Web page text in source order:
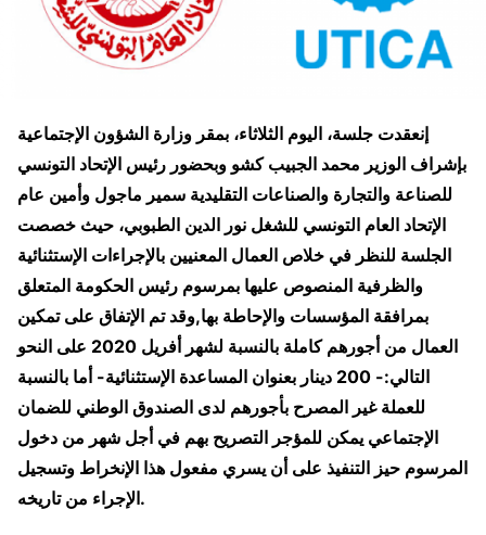
إنعقدت جلسة، اليوم الثلاثاء، بمقر وزارة الشؤون الإجتماعية
بإشراف الوزير محمد الجبيب كشو وبحضور رئيس الإتحاد التونسي
للصناعة والتجارة والصناعات التقليدية سمير ماجول وأمين عام
الإتحاد العام التونسي للشغل نور الدين الطبوبي، حيث خصصت
الجلسة للنظر في خلاص العمال المعنيين بالإجراءات الإستثنائية
والظرفية المنصوص عليها بمرسوم رئيس الحكومة المتعلق
بمرافقة المؤسسات والإحاطة بها,وقد تم الإتفاق على تمكين
العمال من أجورهم كاملة بالنسبة لشهر أفريل 2020 على النحو
التالي:- 200 دينار بعنوان المساعدة الإستثنائية- أما بالنسبة
للعملة غير المصرح بأجورهم لدى الصندوق الوطني للضمان
الإجتماعي يمكن للمؤجر التصريح بهم في أجل شهر من دخول
المرسوم حيز التنفيذ على أن يسري مفعول هذا الإنخراط وتسجيل
الإجراء من تاريخه.